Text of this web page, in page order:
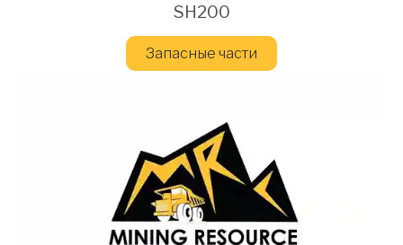
SH200
Запасные части